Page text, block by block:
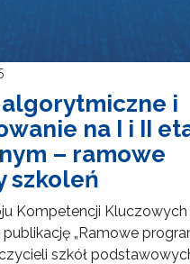
i
na I i II
– ramowe
szkoleń
Kompetencji
„Ramowe
szkół